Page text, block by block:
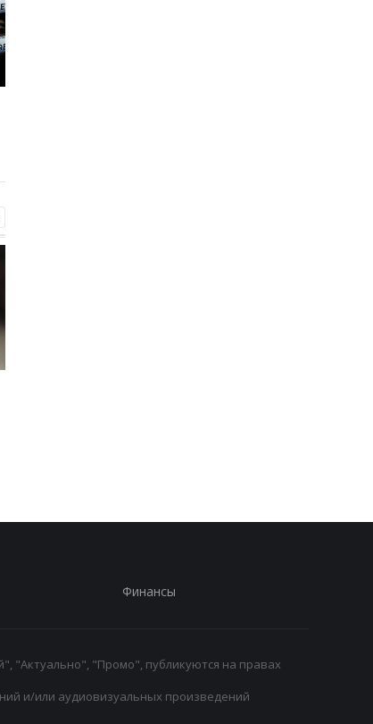
Финансы
"Актуально", "Промо", публикуются на правах
и/или аудиовизуальных произведений